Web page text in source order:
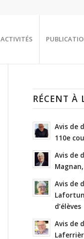
ACTIVITÉS
RÉCENT À
Avis de
110e
Avis de
Avis de
d’élèves
Avis de